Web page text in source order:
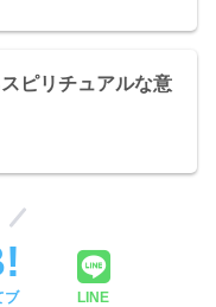
ピリチュアルな意
ブ LINE